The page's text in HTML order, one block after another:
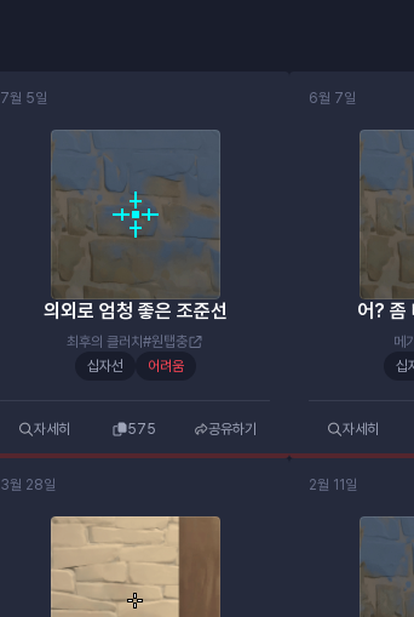
7월 5일
의외로 엄청 좋은 조준선
최후의 클러치#원탭충
십자선
어려움
자세히 575 공유하기
6월 7일
어? 좀
메
십
자세히
3월 28일 2월 11일